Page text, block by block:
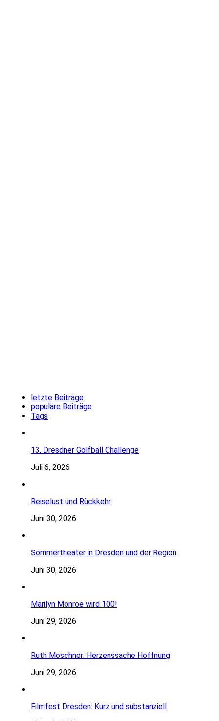
letzte Beiträge
populäre Beiträge
Tags
13. Dresdner Golfball Challenge
Juli 6, 2026
Reiselust und Rückkehr
Juni 30, 2026
Sommertheater in Dresden und der Region
Juni 30, 2026
Marilyn Monroe wird 100!
Juni 29, 2026
Ruth Moschner: Herzenssache Hoffnung
Juni 29, 2026
Filmfest Dresden: Kurz und substanziell